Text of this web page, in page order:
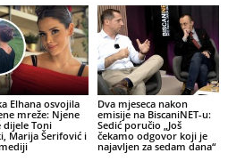
Elhana osvojila
mreže: Njene
dijele Toni
Marija Šerifović i
Dva mjeseca nakon
emisije na BiscaniNET-u:
Sedić poručio „Još
čekamo odgovor koji je
najavljen za sedam dana“